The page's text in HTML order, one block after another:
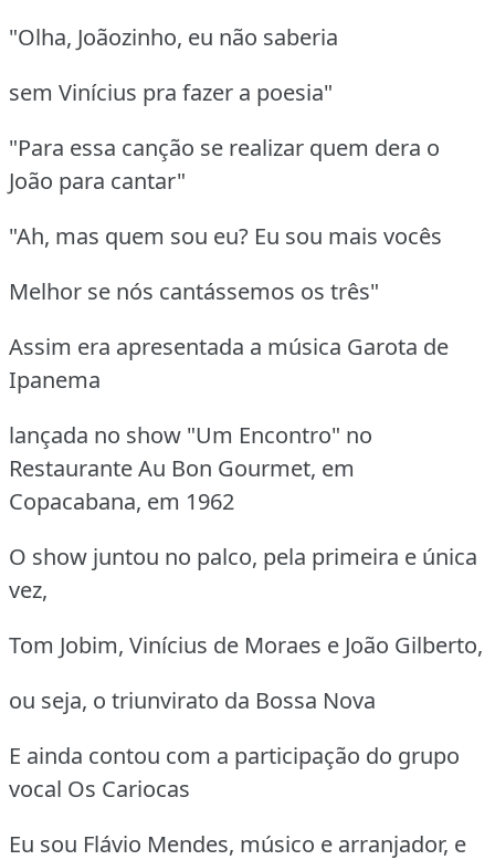
"Olha, Joãozinho, eu não saberia
sem Vinícius pra fazer a poesia"
"Para essa canção se realizar quem dera o
João para cantar"
"Ah, mas quem sou eu? Eu sou mais vocês
Melhor se nós cantássemos os três"
Assim era apresentada a música Garota de
Ipanema
lançada no show "Um Encontro" no
Restaurante Au Bon Gourmet, em
Copacabana, em 1962
O show juntou no palco, pela primeira e única
vez,
Tom Jobim, Vinícius de Moraes e João Gilberto,
ou seja, o triunvirato da Bossa Nova
E ainda contou com a participação do grupo
vocal Os Cariocas
Eu sou Flávio Mendes, músico e arranjador, e